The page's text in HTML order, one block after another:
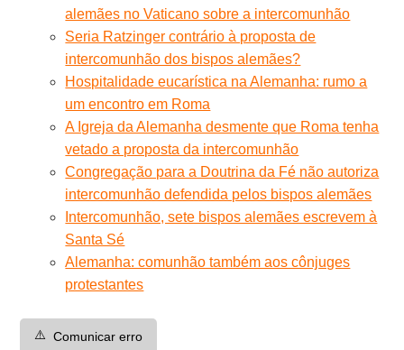
alemães no Vaticano sobre a intercomunhão
Seria Ratzinger contrário à proposta de
intercomunhão dos bispos alemães?
Hospitalidade eucarística na Alemanha: rumo a
um encontro em Roma
A Igreja da Alemanha desmente que Roma tenha
vetado a proposta da intercomunhão
Congregação para a Doutrina da Fé não autoriza
intercomunhão defendida pelos bispos alemães
Intercomunhão, sete bispos alemães escrevem à
Santa Sé
Alemanha: comunhão também aos cônjuges
protestantes
⚠️ Comunicar erro